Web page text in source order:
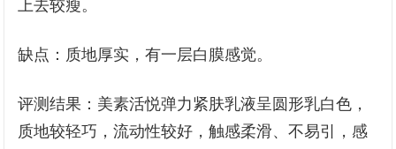
上去较瘦。
缺点：质地厚实，有一层白膜感觉。
评测结果：美素活悦弹力紧肤乳液呈圆形乳白色，
质地较轻巧，流动性较好，触感柔滑、不易引，感